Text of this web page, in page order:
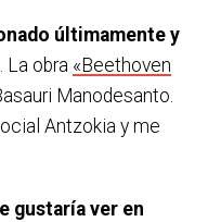
últimamente y
La obra «Beethoven
Manodesanto.
Antzokia y me
gustaría ver en